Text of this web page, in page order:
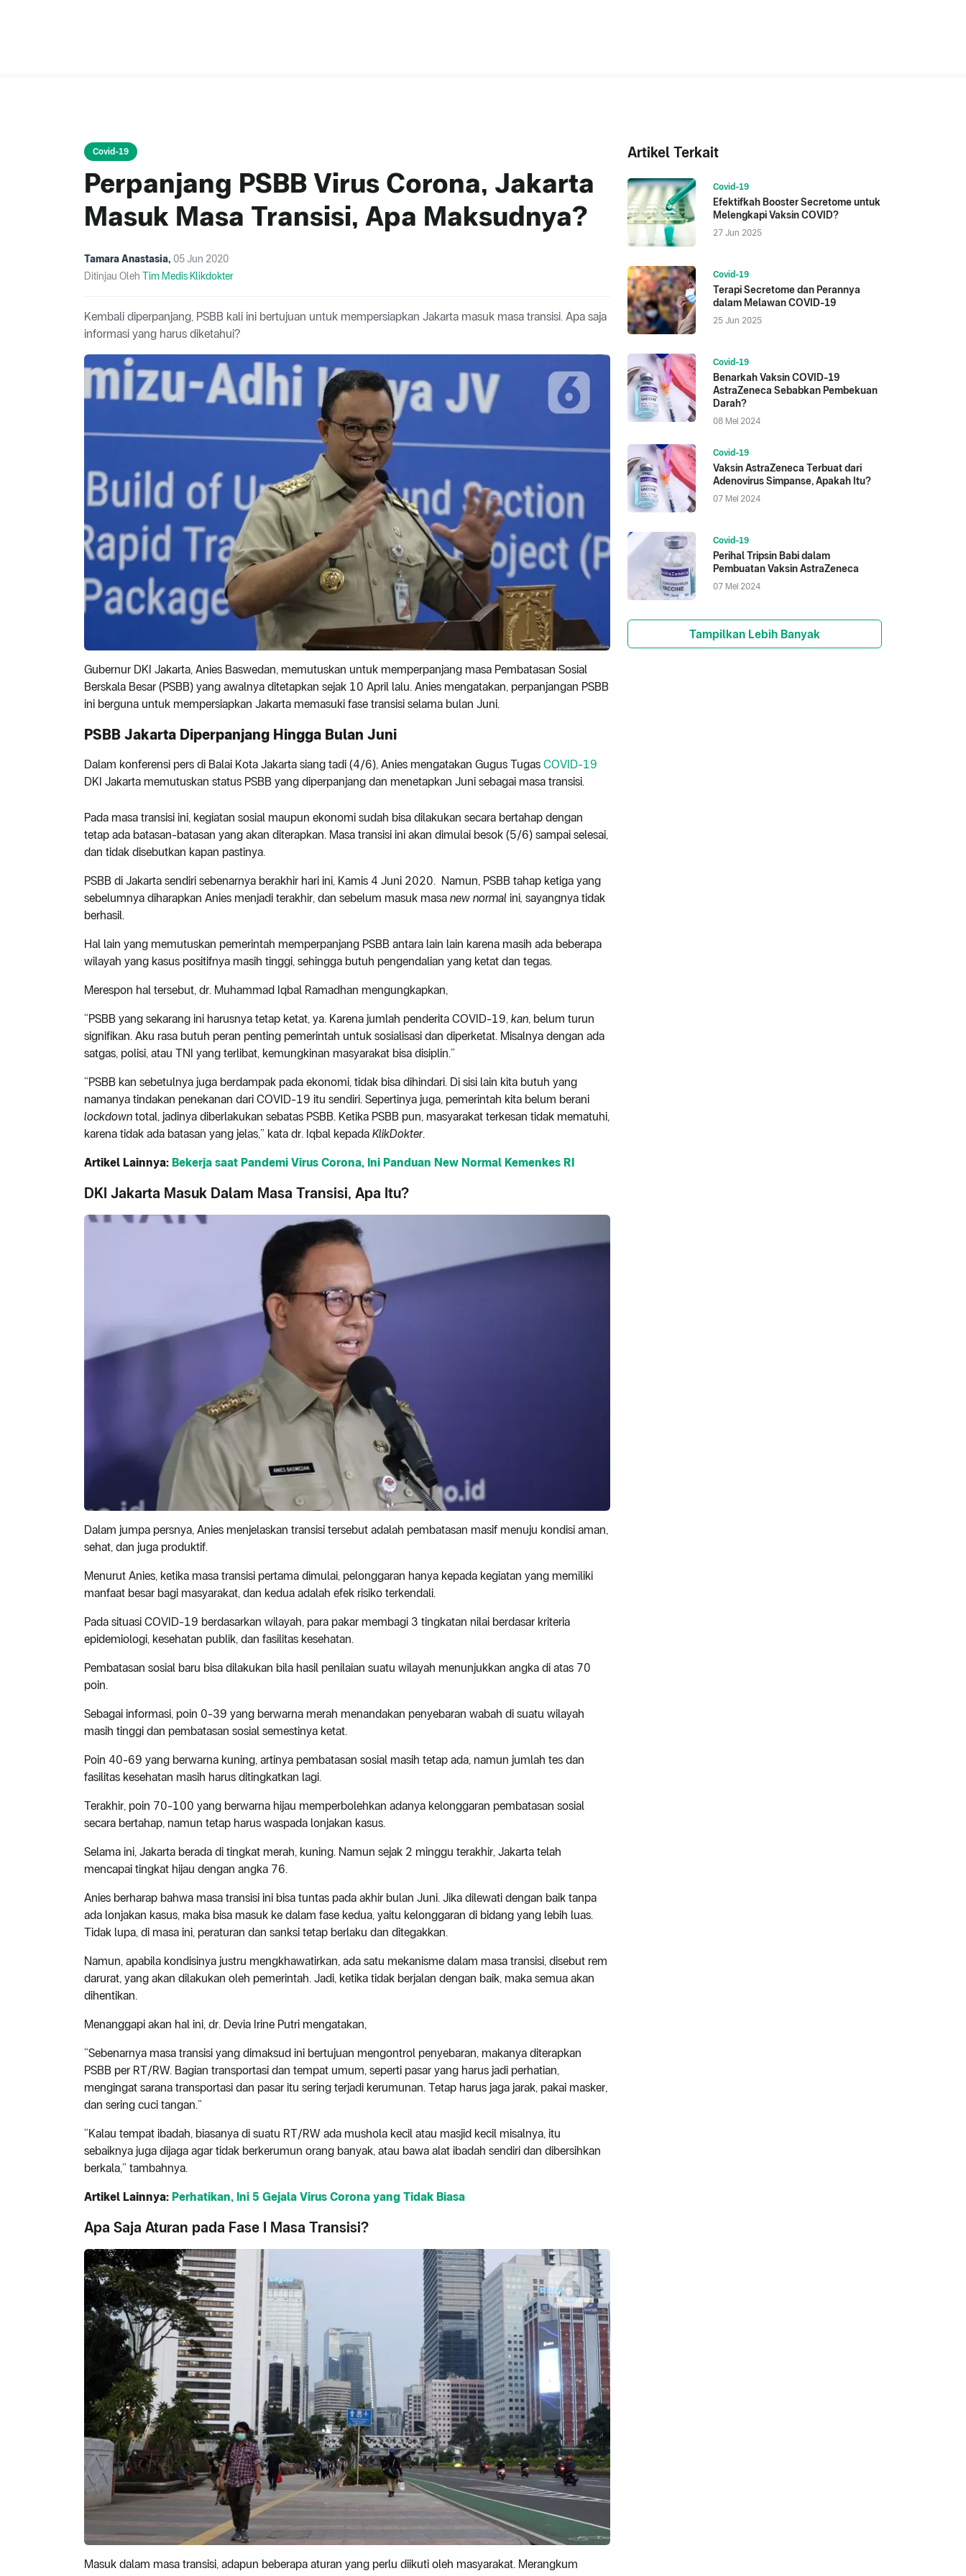
Covid-19
Perpanjang PSBB Virus Corona, Jakarta
Masuk Masa Transisi, Apa Maksudnya?
Tamara Anastasia, 05 Jun 2020
Ditinjau Oleh Tim Medis Klikdokter
Kembali diperpanjang, PSBB kali ini bertujuan untuk mempersiapkan Jakarta masuk masa transisi. Apa saja
informasi yang harus diketahui?
Gubernur DKI Jakarta, Anies Baswedan, memutuskan untuk memperpanjang masa Pembatasan Sosial
Berskala Besar (PSBB) yang awalnya ditetapkan sejak 10 April lalu. Anies mengatakan, perpanjangan PSBB
ini berguna untuk mempersiapkan Jakarta memasuki fase transisi selama bulan Juni.
PSBB Jakarta Diperpanjang Hingga Bulan Juni
Dalam konferensi pers di Balai Kota Jakarta siang tadi (4/6), Anies mengatakan Gugus Tugas COVID-19
DKI Jakarta memutuskan status PSBB yang diperpanjang dan menetapkan Juni sebagai masa transisi.
Pada masa transisi ini, kegiatan sosial maupun ekonomi sudah bisa dilakukan secara bertahap dengan
tetap ada batasan-batasan yang akan diterapkan. Masa transisi ini akan dimulai besok (5/6) sampai selesai,
dan tidak disebutkan kapan pastinya.
PSBB di Jakarta sendiri sebenarnya berakhir hari ini, Kamis 4 Juni 2020. Namun, PSBB tahap ketiga yang
sebelumnya diharapkan Anies menjadi terakhir, dan sebelum masuk masa new normal ini, sayangnya tidak
berhasil.
Hal lain yang memutuskan pemerintah memperpanjang PSBB antara lain lain karena masih ada beberapa
wilayah yang kasus positifnya masih tinggi, sehingga butuh pengendalian yang ketat dan tegas.
Merespon hal tersebut, dr. Muhammad Iqbal Ramadhan mengungkapkan,
“PSBB yang sekarang ini harusnya tetap ketat, ya. Karena jumlah penderita COVID-19, kan, belum turun
signifikan. Aku rasa butuh peran penting pemerintah untuk sosialisasi dan diperketat. Misalnya dengan ada
satgas, polisi, atau TNI yang terlibat, kemungkinan masyarakat bisa disiplin.”
“PSBB kan sebetulnya juga berdampak pada ekonomi, tidak bisa dihindari. Di sisi lain kita butuh yang
namanya tindakan penekanan dari COVID-19 itu sendiri. Sepertinya juga, pemerintah kita belum berani
lockdown total, jadinya diberlakukan sebatas PSBB. Ketika PSBB pun, masyarakat terkesan tidak mematuhi,
karena tidak ada batasan yang jelas,” kata dr. Iqbal kepada KlikDokter.
Artikel Lainnya: Bekerja saat Pandemi Virus Corona, Ini Panduan New Normal Kemenkes RI
DKI Jakarta Masuk Dalam Masa Transisi, Apa Itu?
Dalam jumpa persnya, Anies menjelaskan transisi tersebut adalah pembatasan masif menuju kondisi aman,
sehat, dan juga produktif.
Menurut Anies, ketika masa transisi pertama dimulai, pelonggaran hanya kepada kegiatan yang memiliki
manfaat besar bagi masyarakat, dan kedua adalah efek risiko terkendali.
Pada situasi COVID-19 berdasarkan wilayah, para pakar membagi 3 tingkatan nilai berdasar kriteria
epidemiologi, kesehatan publik, dan fasilitas kesehatan.
Pembatasan sosial baru bisa dilakukan bila hasil penilaian suatu wilayah menunjukkan angka di atas 70
poin.
Sebagai informasi, poin 0-39 yang berwarna merah menandakan penyebaran wabah di suatu wilayah
masih tinggi dan pembatasan sosial semestinya ketat.
Poin 40-69 yang berwarna kuning, artinya pembatasan sosial masih tetap ada, namun jumlah tes dan
fasilitas kesehatan masih harus ditingkatkan lagi.
Terakhir, poin 70-100 yang berwarna hijau memperbolehkan adanya kelonggaran pembatasan sosial
secara bertahap, namun tetap harus waspada lonjakan kasus.
Selama ini, Jakarta berada di tingkat merah, kuning. Namun sejak 2 minggu terakhir, Jakarta telah
mencapai tingkat hijau dengan angka 76.
Anies berharap bahwa masa transisi ini bisa tuntas pada akhir bulan Juni. Jika dilewati dengan baik tanpa
ada lonjakan kasus, maka bisa masuk ke dalam fase kedua, yaitu kelonggaran di bidang yang lebih luas.
Tidak lupa, di masa ini, peraturan dan sanksi tetap berlaku dan ditegakkan.
Namun, apabila kondisinya justru mengkhawatirkan, ada satu mekanisme dalam masa transisi, disebut rem
darurat, yang akan dilakukan oleh pemerintah. Jadi, ketika tidak berjalan dengan baik, maka semua akan
dihentikan.
Menanggapi akan hal ini, dr. Devia Irine Putri mengatakan,
“Sebenarnya masa transisi yang dimaksud ini bertujuan mengontrol penyebaran, makanya diterapkan
PSBB per RT/RW. Bagian transportasi dan tempat umum, seperti pasar yang harus jadi perhatian,
mengingat sarana transportasi dan pasar itu sering terjadi kerumunan. Tetap harus jaga jarak, pakai masker,
dan sering cuci tangan.”
“Kalau tempat ibadah, biasanya di suatu RT/RW ada mushola kecil atau masjid kecil misalnya, itu
sebaiknya juga dijaga agar tidak berkerumun orang banyak, atau bawa alat ibadah sendiri dan dibersihkan
berkala,” tambahnya.
Artikel Lainnya: Perhatikan, Ini 5 Gejala Virus Corona yang Tidak Biasa
Apa Saja Aturan pada Fase I Masa Transisi?
Masuk dalam masa transisi, adapun beberapa aturan yang perlu diikuti oleh masyarakat. Merangkum
Artikel Terkait
Covid-19
Efektifkah Booster Secretome untuk
Melengkapi Vaksin COVID?
27 Jun 2025
Covid-19
Terapi Secretome dan Perannya
dalam Melawan COVID-19
25 Jun 2025
Covid-19
Benarkah Vaksin COVID-19
AstraZeneca Sebabkan Pembekuan
Darah?
08 Mei 2024
Covid-19
Vaksin AstraZeneca Terbuat dari
Adenovirus Simpanse, Apakah Itu?
07 Mei 2024
Covid-19
Perihal Tripsin Babi dalam
Pembuatan Vaksin AstraZeneca
07 Mei 2024
Tampilkan Lebih Banyak